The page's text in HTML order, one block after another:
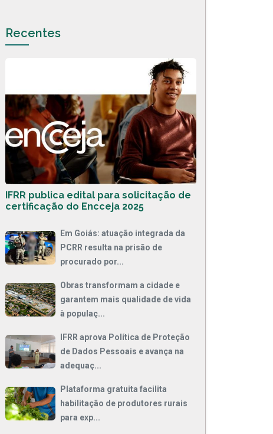
Recentes
IFRR publica edital para solicitação de
certificação do Encceja 2025
Em Goiás: atuação integrada da
PCRR resulta na prisão de
procurado por...
Obras transformam a cidade e
garantem mais qualidade de vida
à populaç...
IFRR aprova Política de Proteção
de Dados Pessoais e avança na
adequaç...
Plataforma gratuita facilita
habilitação de produtores rurais
para exp...